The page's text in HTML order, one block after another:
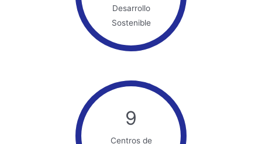
Desarrollo
Sostenible
9
Centros de